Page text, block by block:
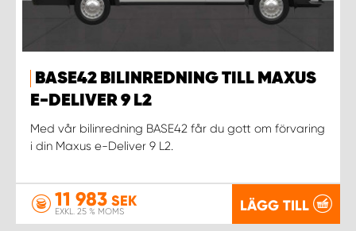
BASE42 BILINREDNING TILL MAXUS
E-DELIVER 9 L2
Med vår bilinredning BASE42 får du gott om förvaring
i din Maxus e-Deliver 9 L2.
11 983 SEK
EXKL. 25 % MOMS LÄGG TILL